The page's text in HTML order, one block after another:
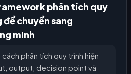
phân tích quy
chuyển sang
minh
phân tích quy trình hiện
output, decision point và